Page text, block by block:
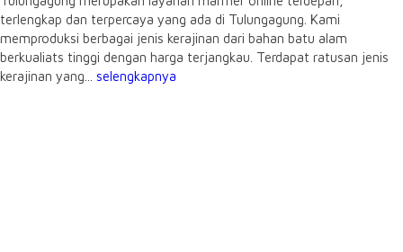
terlengkap dan terpercaya yang ada di Tulungagung. Kami
memproduksi berbagai jenis kerajinan dari bahan batu alam
berkualiats tinggi dengan harga terjangkau. Terdapat ratusan jenis
kerajinan yang... selengkapnya